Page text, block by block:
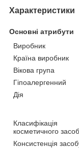
Характеристики
Основні атрибути
Виробник
Країна виробник
Вікова група
Гіпоалергенний
Дія
Класифікація
косметичного
Консистенція